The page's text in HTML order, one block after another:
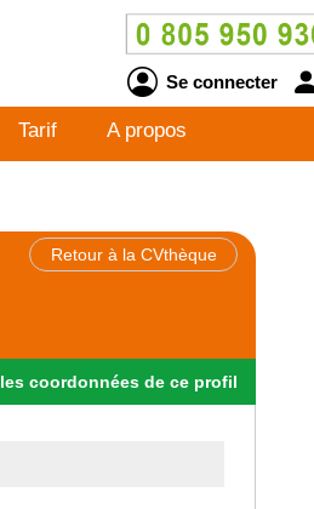
Se connecter
Tarif A propos
Retour à la CVthèque
les coordonnées de ce profil